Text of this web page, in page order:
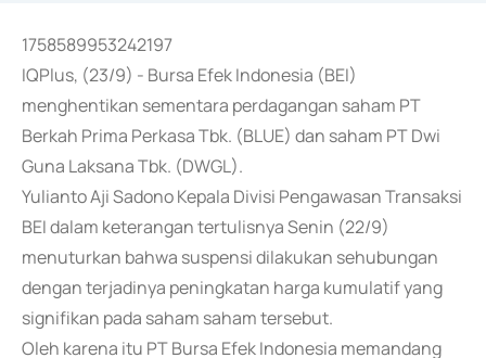
1758589953242197
IQPlus, (23/9) - Bursa Efek Indonesia (BEI)
menghentikan sementara perdagangan saham PT
Berkah Prima Perkasa Tbk. (BLUE) dan saham PT Dwi
Guna Laksana Tbk. (DWGL).
Yulianto Aji Sadono Kepala Divisi Pengawasan Transaksi
BEI dalam keterangan tertulisnya Senin (22/9)
menuturkan bahwa suspensi dilakukan sehubungan
dengan terjadinya peningkatan harga kumulatif yang
signifikan pada saham saham tersebut.
Oleh karena itu PT Bursa Efek Indonesia memandang